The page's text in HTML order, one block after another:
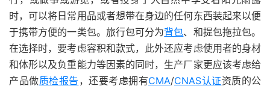
时，可以将日常用品或者想带在身边的任何东西装起来以便
于携带方便的一类包。旅行包可分为背包、和提包拖拉包。
在选择时，要考虑容积和款式，此外还应考虑使用者的身材
和体形以及负重能力等因素的同时，生产厂家更应该考虑给
产品做质检报告 ，还要考虑拥有CMA/CNAS认证资质的公